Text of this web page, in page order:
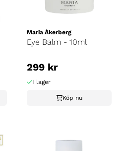
Maria Åkerberg
Eye Balm - 10ml
299 kr
I lager
Köp nu